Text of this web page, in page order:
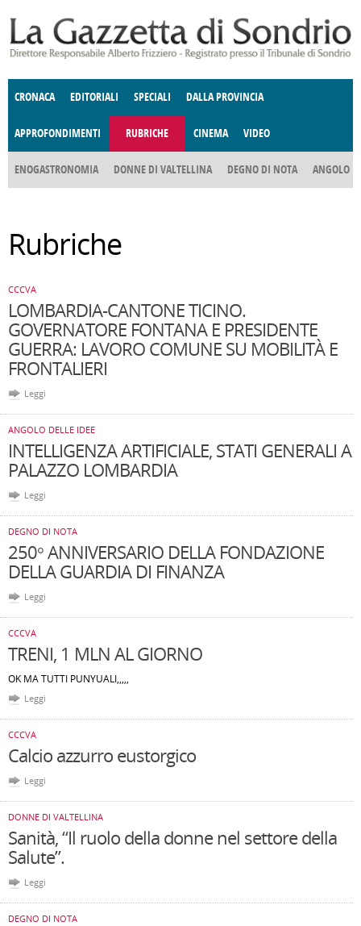
CRONACA EDITORIALI SPECIALI DALLA PROVINCIA
APPROFONDIMENTI
SOCIETÀ COSTUME ECONOMIA GIUSTIZIA TERRITORIO CULTURA
RUBRICHE
ENOGASTRONOMIA DONNE DI VALTELLINA DEGNO DI NOTA ANGOLO
CINEMA VIDEO
Rubriche
CCCVA
LOMBARDIA-CANTONE TICINO.
GOVERNATORE FONTANA E PRESIDENTE
GUERRA: LAVORO COMUNE SU MOBILITÀ E
FRONTALIERI
Leggi
ANGOLO DELLE IDEE
INTELLIGENZA ARTIFICIALE, STATI GENERALI A
PALAZZO LOMBARDIA
Leggi
DEGNO DI NOTA
250° ANNIVERSARIO DELLA FONDAZIONE
DELLA GUARDIA DI FINANZA
Leggi
CCCVA
TRENI, 1 MLN AL GIORNO
OK MA TUTTI PUNYUALI,,,,,
Leggi
CCCVA
Calcio azzurro eustorgico
Leggi
DONNE DI VALTELLINA
Sanità, “Il ruolo della donne nel settore della
Salute”.
Leggi
DEGNO DI NOTA